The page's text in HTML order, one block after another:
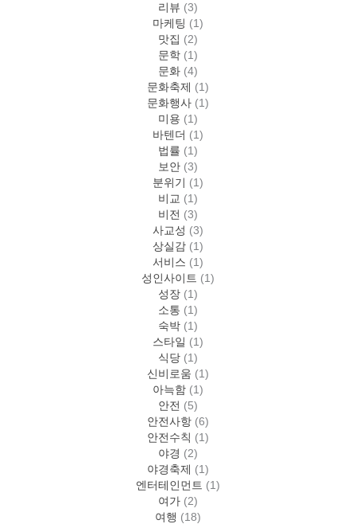
리뷰 (3)
마케팅 (1)
맛집 (2)
문학 (1)
문화 (4)
문화축제
(1)
문화행사 (1)
미용 (1)
바텐더 (1)
법률 (1)
보안 (3)
분위기
(1)
비교 (1)
비전 (3)
사교성 (3)
상실감 (1)
서비스 (1)
성인사이트 (1)
성장 (1)
소통 (1)
숙박 (1)
스타일 (1)
식당 (1)
신비로움 (1)
아늑함 (1)
안전 (5)
안전사항 (6)
안전수칙 (1)
야경 (2)
야경축제
(1)
엔터테인먼트 (1)
여가 (2)
여행 (18)